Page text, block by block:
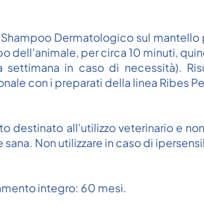
Dermatologico sul
dell'animale, per circa 10 minuti,
settimana in caso di necessità).
con i preparati della linea Ribes
destinato all'utilizzo veterinario e
sana. Non utilizzare in caso di
integro: 60 mesi.